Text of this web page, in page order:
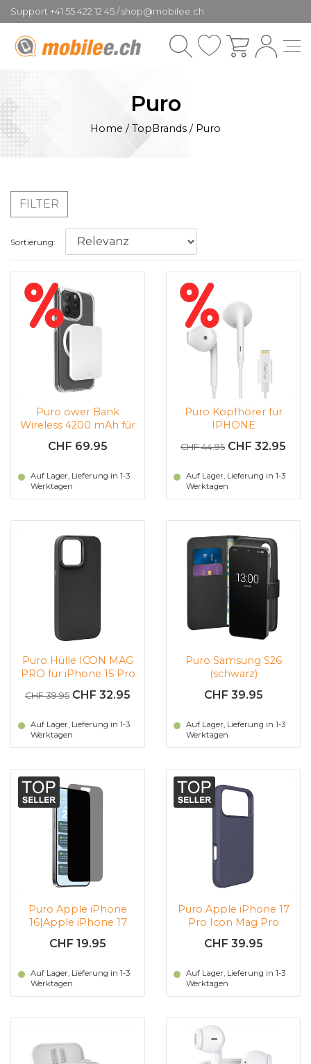
Support +41 55 422 12 45 / shop@mobilee.ch
Puro
Home /TopBrands / Puro
FILTER
Sortierung:
Puro ower Bank
Wireless 4200 mAh für
CHF 69.95
Auf Lager, Lieferung in 1-3
Werktagen
Puro Kopfhörer für
IPHONE
CHF 44.95 CHF 32.95
Auf Lager, Lieferung in 1-3
Werktagen
Puro Hülle ICON MAG
PRO für iPhone 15 Pro
CHF 39.95 CHF 32.95
Auf Lager, Lieferung in 1-3
Werktagen
Puro Samsung S26
(schwarz)
CHF 39.95
Auf Lager, Lieferung in 1-3
Werktagen
Puro Apple iPhone
16|Apple iPhone 17
(Transparent)
CHF 19.95
Auf Lager, Lieferung in 1-3
Werktagen
Puro Apple iPhone 17
Pro Icon Mag Pro
(Dunkelblau)
CHF 39.95
Auf Lager, Lieferung in 1-3
Werktagen